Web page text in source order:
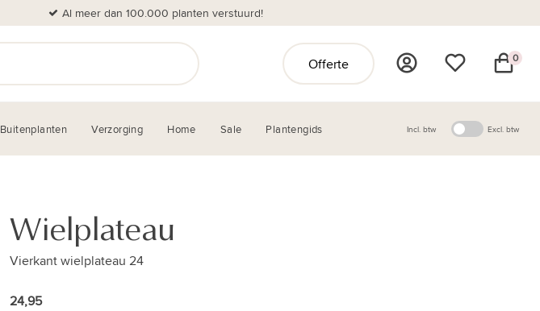
Al meer dan 100.000 planten verstuurd!
Offerte 0
Buitenplanten Verzorging Home Sale Plantengids Incl. btw Excl. btw
Wielplateau
Vierkant wielplateau 24
24,95